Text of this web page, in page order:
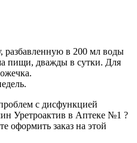
разбавленную в 200 мл воды
пищи, дважды в сутки. Для
с дисфункцией
Уретроактив в Аптеке №1 ?
оформить заказ на этой